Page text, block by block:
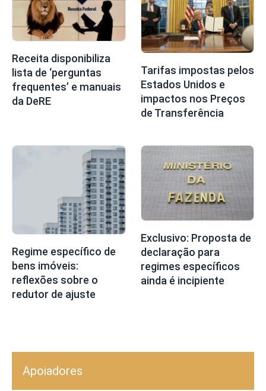
Receita disponibiliza
lista de ‘perguntas
frequentes’ e manuais
da DeRE
Tarifas impostas pelos
Estados Unidos e
impactos nos Preços
de Transferência
Regime específico de
bens imóveis:
reflexões sobre o
redutor de ajuste
Exclusivo: Proposta de
declaração para
regimes específicos
ainda é incipiente
Apoiadores